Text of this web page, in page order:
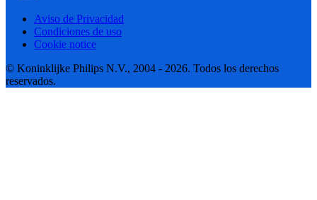
Aviso de Privacidad
Condiciones de uso
Cookie notice
© Koninklijke Philips N.V., 2004 - 2026. Todos los derechos
reservados.